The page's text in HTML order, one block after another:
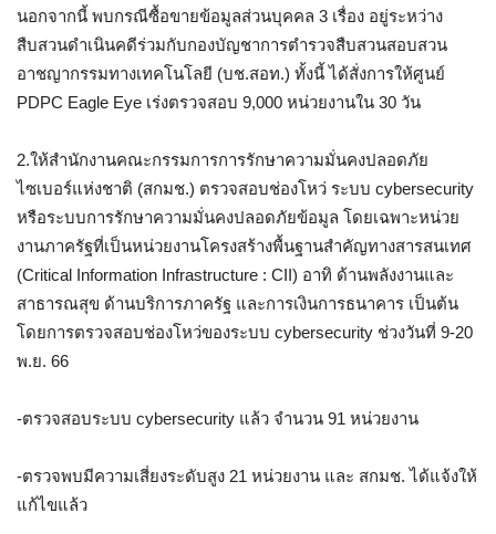
นอกจากนี้ พบกรณีซื้อขายข้อมูลส่วนบุคคล 3 เรื่อง อยู่ระหว่าง
สืบสวนดำเนินคดีร่วมกับกองบัญชาการตำรวจสืบสวนสอบสวน
อาชญากรรมทางเทคโนโลยี (บช.สอท.) ทั้งนี้ ได้สั่งการให้ศูนย์
PDPC Eagle Eye เร่งตรวจสอบ 9,000 หน่วยงานใน 30 วัน
2.ให้สำนักงานคณะกรรมการการรักษาความมั่นคงปลอดภัย
ไซเบอร์แห่งชาติ (สกมช.) ตรวจสอบช่องโหว่ ระบบ cybersecurity
หรือระบบการรักษาความมั่นคงปลอดภัยข้อมูล โดยเฉพาะหน่วย
งานภาครัฐที่เป็นหน่วยงานโครงสร้างพื้นฐานสำคัญทางสารสนเทศ
(Critical Information Infrastructure : CII) อาทิ ด้านพลังงานและ
สาธารณสุข ด้านบริการภาครัฐ และการเงินการธนาคาร เป็นต้น
โดยการตรวจสอบช่องโหว่ของระบบ cybersecurity ช่วงวันที่ 9-20
พ.ย. 66
-ตรวจสอบระบบ cybersecurity แล้ว จำนวน 91 หน่วยงาน
-ตรวจพบมีความเสี่ยงระดับสูง 21 หน่วยงาน และ สกมช. ได้แจ้งให้
แก้ไขแล้ว